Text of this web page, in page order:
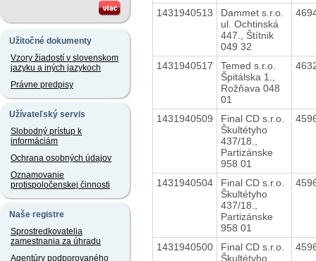
Užitočné dokumenty
Vzory žiadostí v slovenskom
jazyku a iných jazykoch
Právne predpisy
Užívateľský servis
Slobodný prístup k
informáciám
Ochrana osobných údajov
Oznamovanie
protispoločenskej činnosti
Naše registre
Sprostredkovatelia
zamestnania za úhradu
Agentúry podporovaného
1431940513
Dammet s.r.o.
ul. Ochtinská
447., Štítnik
049 32
1431940517
Temed s.r.o.
Špitálska 1.,
Rožňava 048
01
1431940509
Final CD s.r.o.
Škultétyho
437/18.,
Partizánske
958 01
1431940504
Final CD s.r.o.
Škultétyho
437/18.,
Partizánske
958 01
1431940500
Final CD s.r.o.
Škultétyho